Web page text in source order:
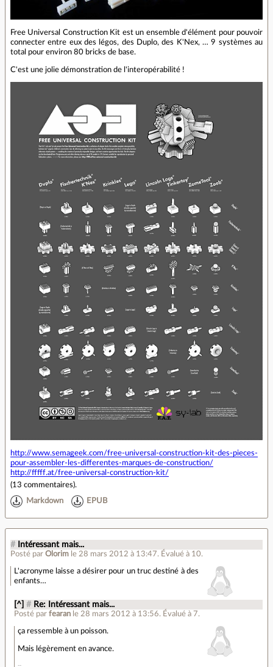
Free Universal Construction Kit est un ensemble d'élément pour pouvoir
connecter entre eux des légos, des Duplo, des K'Nex, … 9 systèmes au
total pour environ 80 bricks de base.
C'est une jolie démonstration de l'interopérabilité !
http://www.semageek.com/free-universal-construction-kit-des-pieces-
pour-assembler-les-differentes-marques-de-construction/
http://fffff.at/free-universal-construction-kit/
(13 commentaires).
Markdown EPUB
# Intéressant mais...
Posté par Olorim le 28 mars 2012 à 13:47. Évalué à 10.
L'acronyme laisse a désirer pour un truc destiné à des
enfants…
[^] # Re: Intéressant mais...
Posté parfearan le 28 mars 2012 à 13:56. Évalué à7.
ça ressemble à un poisson.
Mais légèrement en avance.